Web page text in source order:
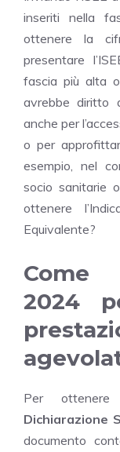
inseriti nella
ottenere la
presentare
fascia più alta
avrebbe diritto
anche per
o per
esempio, nel
socio sanitarie
ottenere
Equivalente?
Come
2024
Per ottenere
Dichiarazione
documento